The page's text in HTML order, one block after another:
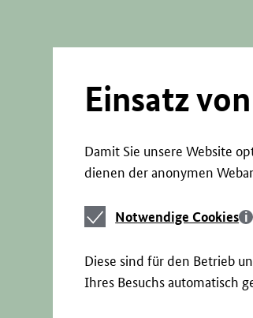
Einsatz
Damit Sie unsere Website
dienen der anonymen
Notwendige
Cookies
Notwendige Cookies
Diese sind für den Betrieb
Ihres Besuchs automatisch